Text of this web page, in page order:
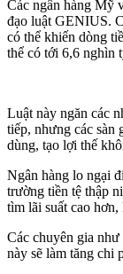
Các ngân hàng Mỹ
đạo luật GENIUS.
có thể khiến dòng
thể có tới 6,6 nghìn
Luật này ngăn các
tiếp, nhưng các sàn
dùng, tạo lợi thế
Ngân hàng lo ngại
trường tiền tệ thập
tìm lãi suất cao
Các chuyên gia
này sẽ làm tăng chi